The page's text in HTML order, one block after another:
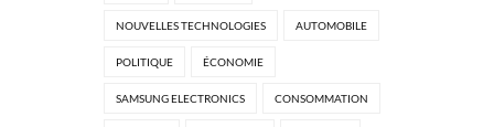
NOUVELLES TECHNOLOGIES AUTOMOBILE
POLITIQUE ÉCONOMIE
SAMSUNG ELECTRONICS CONSOMMATION